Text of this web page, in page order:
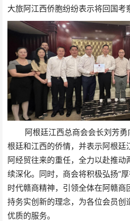
大旅阿江西侨胞纷纷表示将回国考
阿根廷江西总商会会长刘芳勇
根廷和江西的侨情，并表示阿根廷
阿经贸往来的重任，全力以赴推
续深化。同时，商会将积极弘扬“
时代赣商精神，引领全体在阿赣商
持务实创新的理念，为各位会员创
优质的服务。